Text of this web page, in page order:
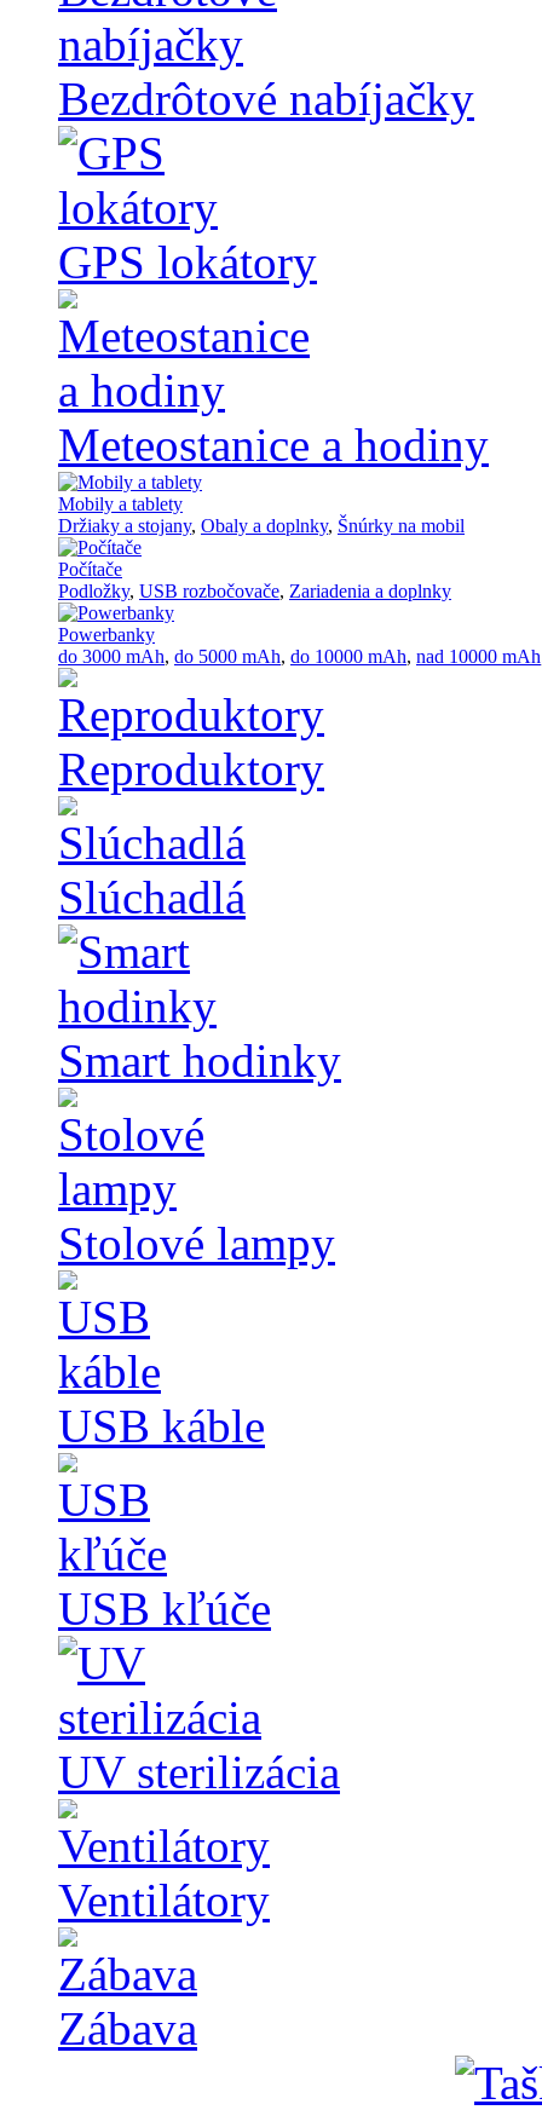
Bezdrôtové nabíjačky
GPS lokátory
Meteostanice a hodiny
Mobily a tablety
Držiaky a stojany, Obaly a doplnky, Šnúrky na mobil
Počítače
Podložky, USB rozbočovače, Zariadenia a doplnky
Powerbanky
do 3000 mAh, do 5000 mAh, do 10000 mAh, nad 10000 mAh
Reproduktory
Slúchadlá
Smart hodinky
Stolové lampy
USB káble
USB kľúče
UV sterilizácia
Ventilátory
Zábava